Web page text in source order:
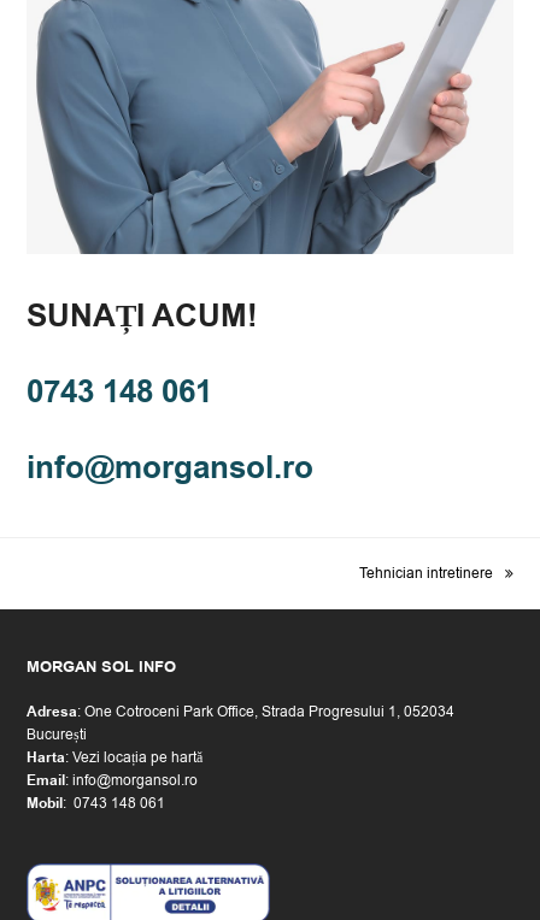
SUNAȚI ACUM!
0743 148 061
or.losnagrom@ofni
next
Tehnician intretinere
MORGAN SOL INFO
Adresa: One Cotroceni Park Office, Strada Progresului 1, 052034
București
Harta:Vezi locația pe hartă
Email:or.losnagrom@ofni
Mobil: 0743 148 061